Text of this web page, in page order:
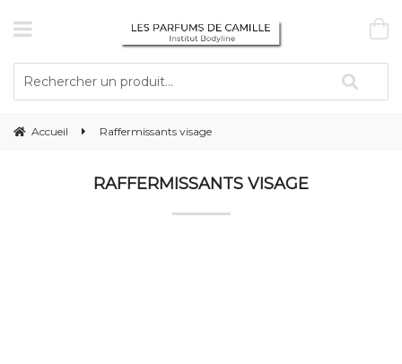
Accueil Raffermissants visage
RAFFERMISSANTS VISAGE